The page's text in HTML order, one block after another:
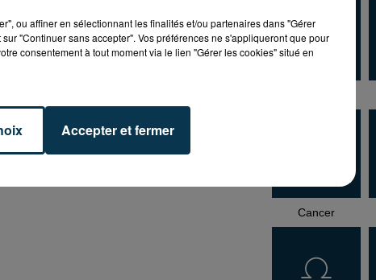
Cancer
ou affiner en sélectionnant les finalités et/ou partenaires dans "Gérer
"Continuer sans accepter". Vos préférences ne s'appliqueront que pour
consentement à tout moment via le lien "Gérer les cookies" situé en
Accepter et fermer